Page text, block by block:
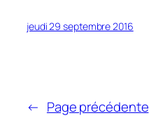
jeudi 29 septembre 2016
← Page précédente